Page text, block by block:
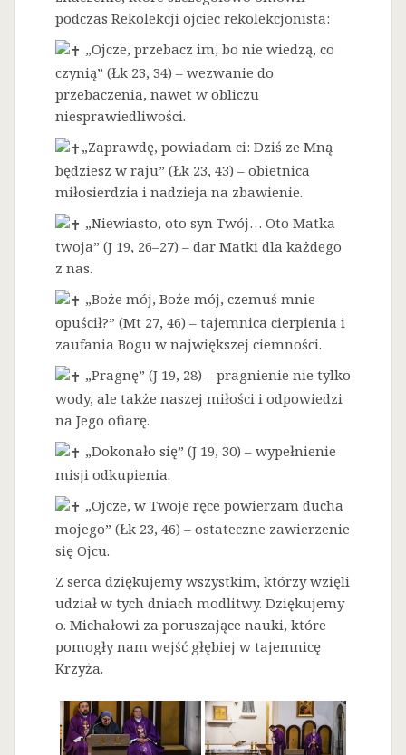
podczas Rekolekcji ojciec rekolekcjonista:
„Ojcze, przebacz im, bo nie wiedzą, co
czynią” (Łk 23, 34) – wezwanie do
przebaczenia, nawet w obliczu
niesprawiedliwości.
„Zaprawdę, powiadam ci: Dziś ze Mną
będziesz w raju” (Łk 23, 43) – obietnica
miłosierdzia i nadzieja na zbawienie.
„Niewiasto, oto syn Twój… Oto Matka
twoja” (J 19, 26–27) – dar Matki dla każdego
z nas.
„Boże mój, Boże mój, czemuś mnie
opuścił?” (Mt 27, 46) – tajemnica cierpienia i
zaufania Bogu w największej ciemności.
„Pragnę” (J 19, 28) – pragnienie nie tylko
wody, ale także naszej miłości i odpowiedzi
na Jego ofiarę.
„Dokonało się” (J 19, 30) – wypełnienie
misji odkupienia.
„Ojcze, w Twoje ręce powierzam ducha
mojego” (Łk 23, 46) – ostateczne zawierzenie
się Ojcu.
Z serca dziękujemy wszystkim, którzy wzięli
udział w tych dniach modlitwy. Dziękujemy
o. Michałowi za poruszające nauki, które
pomogły nam wejść głębiej w tajemnicę
Krzyża.